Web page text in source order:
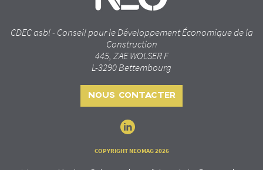
CDEC asbl - Conseil pour le Développement Économique de la
Construction
445, ZAE WOLSER F
L-3290 Bettembourg
NOUS CONTACTER
COPYRIGHT NEOMAG 2026